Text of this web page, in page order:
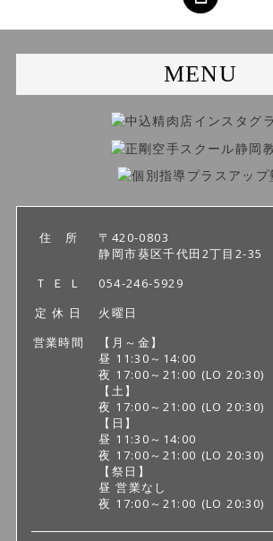
MENU
住 所
〒420-0803
静岡市葵区千代田2丁目2-35
Ｔ Ｅ Ｌ
054-246-5929
定 休 日
火曜日
営業時間
【月～金】
昼 11:30～14:00
夜 17:00～21:00 (LO 20:30)
【土】
夜 17:00～21:00 (LO 20:30)
【日】
昼 11:30～14:00
夜 17:00～21:00 (LO 20:30)
【祭日】
昼 営業なし
夜 17:00～21:00 (LO 20:30)